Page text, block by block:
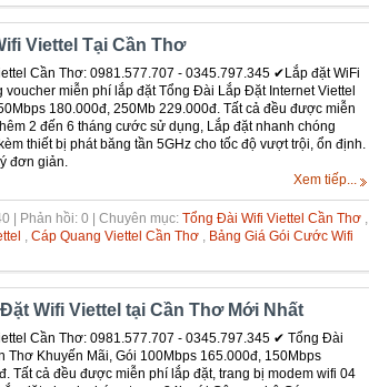
Viettel Tại Cần Thơ
Cần Thơ: 0981.577.707 - 0345.797.345 ✔‎Lắp đặt WiFi
voucher miễn phí lắp đặt Tổng Đài Lắp Đặt Internet Viettel
180.000đ, 250Mb 229.000đ. Tất cả đều được miễn
2 đến 6 tháng cước sử dụng, Lắp đặt nhanh chóng
thiết bị phát băng tần 5GHz cho tốc độ vượt trội, ổn định.
đơn giản.
Xem tiếp...
| Phản hồi: 0 | Chuyên mục: Tổng Đài Wifi Viettel Cần Thơ ,
, Cáp Quang Viettel Cần Thơ , Bảng Giá Gói Cước Wifi
Wifi Viettel tại Cần Thơ Mới Nhất
Cần Thơ: 0981.577.707 - 0345.797.345 ✔‎ Tổng Đài
Thơ Khuyến Mãi, Gói 100Mbps 165.000đ, 150Mbps
Tất cả đều được miễn phí lắp đặt, trang bị modem wifi 04